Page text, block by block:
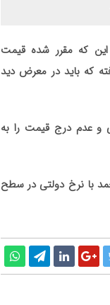
این که مقرر شده قیمت
که باید در معرض دید
و عدم درج قیمت را به
و مرغ منجمد با نرخ دولتی در سطح